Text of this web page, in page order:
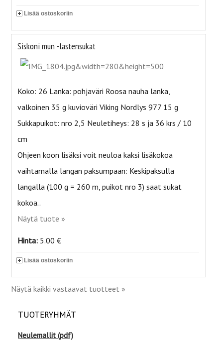
Lisää ostoskoriin
Siskoni mun -lastensukat
Koko: 26 Lanka: pohjaväri Roosa nauha lanka,
valkoinen 35 g kuvioväri Viking Nordlys 977 15 g
Sukkapuikot: nro 2,5 Neuletiheys: 28 s ja 36 krs / 10
cm
Ohjeen koon lisäksi voit neuloa kaksi lisäkokoa
vaihtamalla langan paksumpaan: Keskipaksulla
langalla (100 g = 260 m, puikot nro 3) saat sukat
kokoa..
Näytä tuote »
Hinta: 5.00 €
Lisää ostoskoriin
Näytä kaikki vastaavat tuotteet »
TUOTERYHMÄT
Neulemallit (pdf)